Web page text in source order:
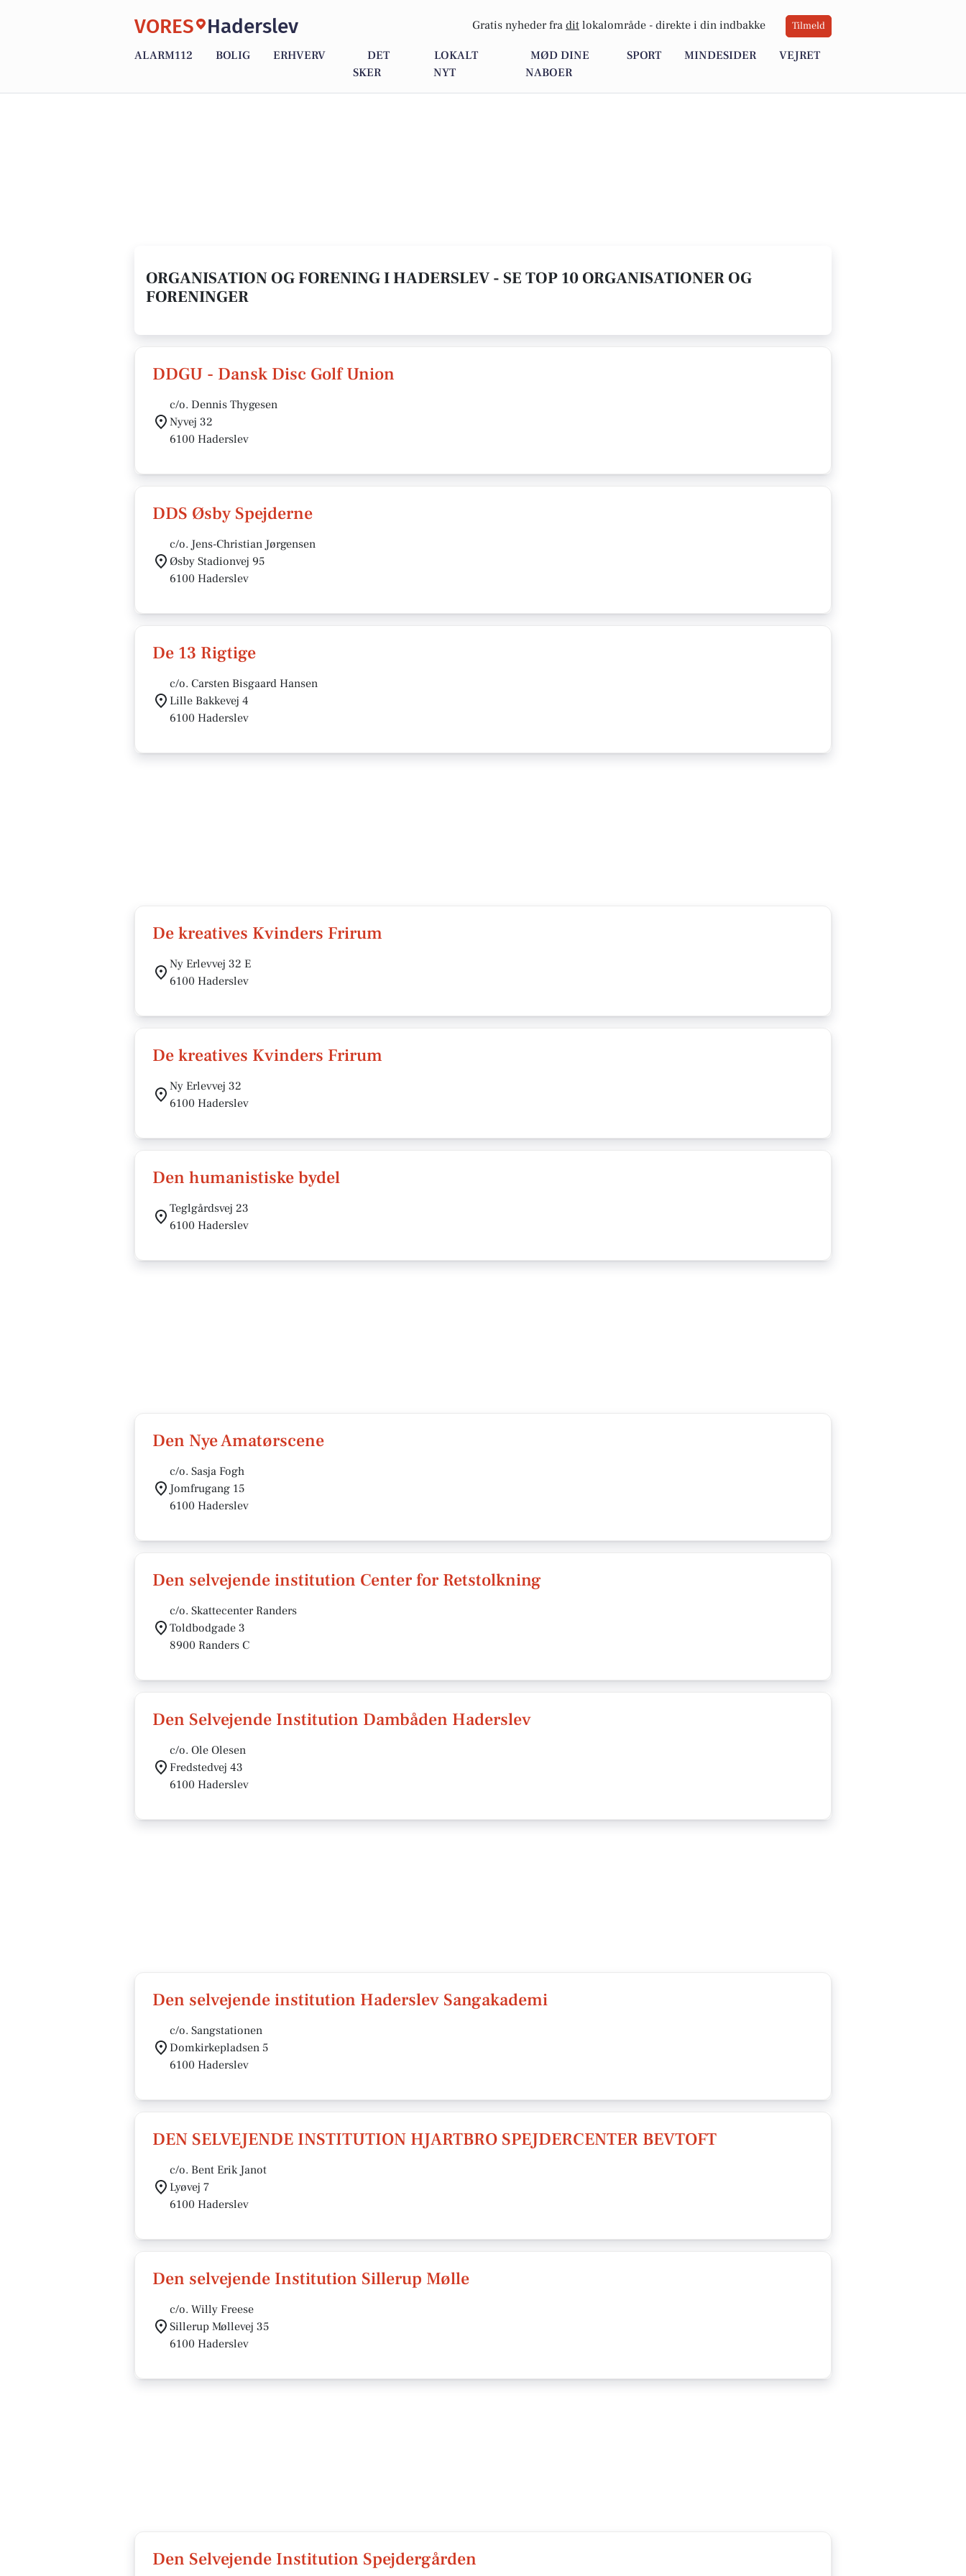
VORES Haderslev Gratis nyheder fra dit lokalområde - direkte i din indbakke Tilmeld
ALARM112 BOLIG ERHVERV
DET
SKER
LOKALT
NYT
MØD DINE
NABOER
SPORT MINDESIDER VEJRET
ORGANISATION OG FORENING I HADERSLEV - SE TOP 10 ORGANISATIONER OG
FORENINGER
DDGU - Dansk Disc Golf Union
c/o. Dennis Thygesen
Nyvej 32
6100 Haderslev
DDS Øsby Spejderne
c/o. Jens-Christian Jørgensen
Øsby Stadionvej 95
6100 Haderslev
De 13 Rigtige
c/o. Carsten Bisgaard Hansen
Lille Bakkevej 4
6100 Haderslev
De kreatives Kvinders Frirum
Ny Erlevvej 32 E
6100 Haderslev
De kreatives Kvinders Frirum
Ny Erlevvej 32
6100 Haderslev
Den humanistiske bydel
Teglgårdsvej 23
6100 Haderslev
Den Nye Amatørscene
c/o. Sasja Fogh
Jomfrugang 15
6100 Haderslev
Den selvejende institution Center for Retstolkning
c/o. Skattecenter Randers
Toldbodgade 3
8900 Randers C
Den Selvejende Institution Dambåden Haderslev
c/o. Ole Olesen
Fredstedvej 43
6100 Haderslev
Den selvejende institution Haderslev Sangakademi
c/o. Sangstationen
Domkirkepladsen 5
6100 Haderslev
DEN SELVEJENDE INSTITUTION HJARTBRO SPEJDERCENTER BEVTOFT
c/o. Bent Erik Janot
Lyøvej 7
6100 Haderslev
Den selvejende Institution Sillerup Mølle
c/o. Willy Freese
Sillerup Møllevej 35
6100 Haderslev
Den Selvejende Institution Spejdergården